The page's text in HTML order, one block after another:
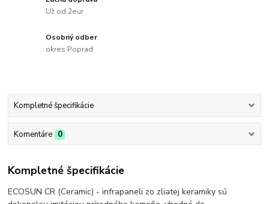
Už od 2eur
Osobný odber
okres Poprad
Kompletné špecifikácie
Komentáre 0
Kompletné špecifikácie
ECOSUN CR (Ceramic) - infrapaneli zo zliatej keramiky sú